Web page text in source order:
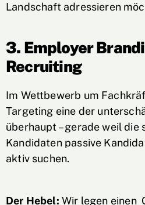
Landschaft adressieren
3. Employer
Recruiting
Im Wettbewerb um
Targeting eine der
überhaupt – gerade weil die
Kandidaten passive
aktiv suchen.
Der Hebel: Wir legen einen